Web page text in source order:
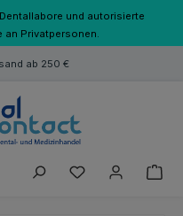
und autorisierte
an Privatpersonen.
ab 250 €
Du hast 0